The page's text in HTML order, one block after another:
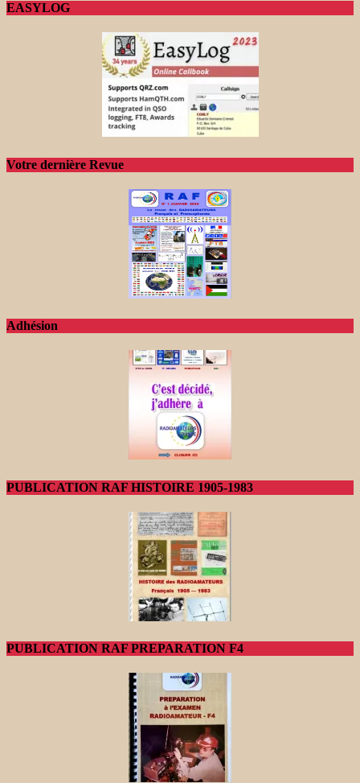
EASYLOG
Votre dernière Revue
Adhésion
PUBLICATION RAF HISTOIRE 1905-1983
PUBLICATION RAF PREPARATION F4